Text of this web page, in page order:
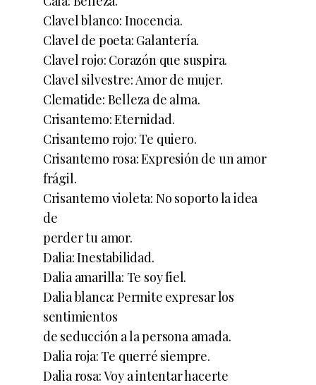
Clavel blanco: Inocencia.
Clavel de poeta: Galantería.
Clavel rojo: Corazón que suspira.
Clavel silvestre: Amor de mujer.
Clematide: Belleza de alma.
Crisantemo: Eternidad.
Crisantemo rojo: Te quiero.
Crisantemo rosa: Expresión de un amor
frágil.
Crisantemo violeta: No soporto la idea
de
perder tu amor.
Dalia: Inestabilidad.
Dalia amarilla: Te soy fiel.
Dalia blanca: Permite expresar los
sentimientos
de seducción a la persona amada.
Dalia roja: Te querré siempre.
Dalia rosa: Voy a intentar hacerte